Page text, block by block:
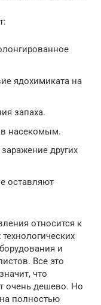
ядохимиката на
запаха.
насекомым.
других
оставляют
относится к
и
Все это
что
очень дешево. Но
полностью